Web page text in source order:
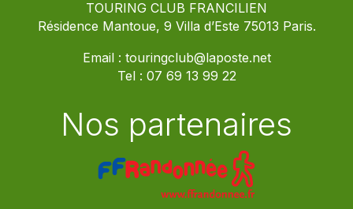
TOURING CLUB FRANCILIEN
Résidence Mantoue, 9 Villa d’Este 75013 Paris.
Email : touringclub@laposte.net
Tel : 07 69 13 99 22
Nos partenaires